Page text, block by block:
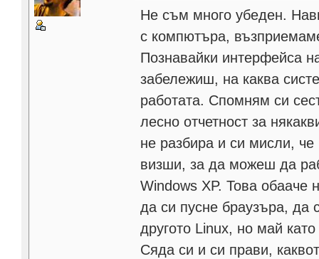
Не съм много убеден.
с компютъра,
Познавайки интерфейса
забележиш, на каква
работата. Спомням си
лесно отчетност за
не разбира и си мисли,
визши, за да можеш да
Windows XP. Това обааче
да си пусне браузъра, да
другото Linux, но май
Сяда си и си прави,